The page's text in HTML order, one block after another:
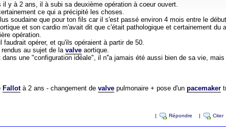
il y à 2 ans, il à subi sa deuxième opération à coeur ouvert.
ce qui a précipité les choses.
soudaine que pour ton fils car il s'est passé environ 4 mois entre le
et son cardio m'avait dit que c'était pathologique et certainement
opération.
faudrait opérer, et qu'ils opéraient à partir de 50.
rendus au sujet de lavalve aortique.
une "configuration idéale", il n''a jamais été aussi bien de sa vie,
Fallotà 2 ans - changement devalve pulmonaire + pose d'unpacemaker
Répondre Citer